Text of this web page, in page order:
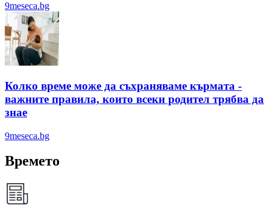
9meseca.bg
Колко време може да съхраняваме кърмата -
важните правила, които всеки родител трябва да
знае
9meseca.bg
Времето